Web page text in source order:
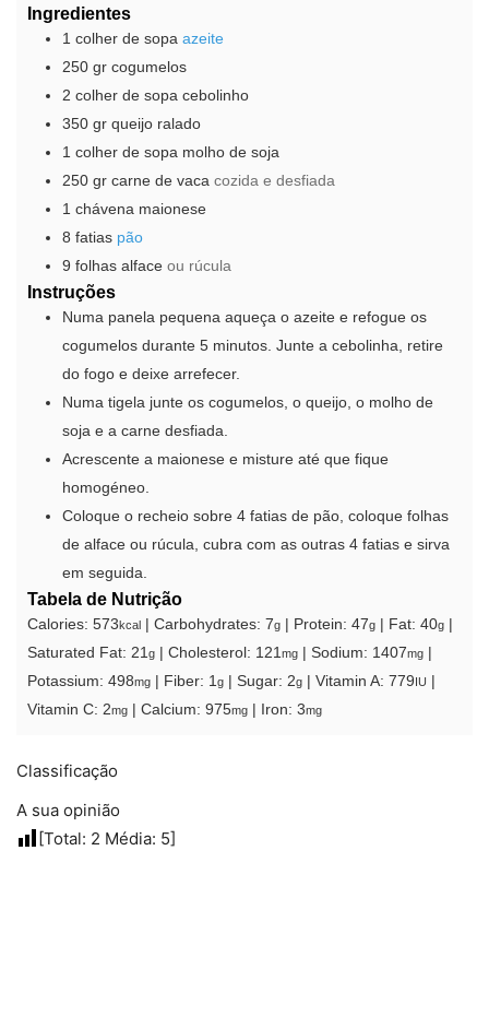
Ingredientes
1 colher de sopa azeite
250 gr cogumelos
2 colher de sopa cebolinho
350 gr queijo ralado
1 colher de sopa molho de soja
250 gr carne de vaca cozida e desfiada
1 chávena maionese
8 fatias pão
9 folhas alface ou rúcula
Instruções
Numa panela pequena aqueça o azeite e refogue os
cogumelos durante 5 minutos. Junte a cebolinha, retire
do fogo e deixe arrefecer.
Numa tigela junte os cogumelos, o queijo, o molho de
soja e a carne desfiada.
Acrescente a maionese e misture até que fique
homogéneo.
Coloque o recheio sobre 4 fatias de pão, coloque folhas
de alface ou rúcula, cubra com as outras 4 fatias e sirva
em seguida.
Tabela de Nutrição
Calories: 573kcal Carbohydrates: 7g Protein: 47g Fat: 40g
Saturated Fat: 21g Cholesterol: 121mg Sodium: 1407mg
Potassium: 498mg Fiber: 1g Sugar: 2g Vitamin A: 779 IU
Vitamin C: 2mg Calcium: 975mg Iron: 3mg
Classificação
A sua opinião
[Total: 2 Média: 5]